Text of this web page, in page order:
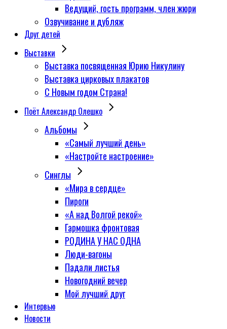
Ведущий, гость программ, член жюри
Озвучивание и дубляж
Друг детей
Выставки
Выставка посвященная Юрию Никулину
Выставка цирковых плакатов
С Новым годом Страна!
Поёт Александр Олешко
Альбомы
«Самый лучший день»
«Настройте настроение»
Синглы
«Мира в сердце»
Пироги
«А над Волгой рекой»
Гармошка фронтовая
РОДИНА У НАС ОДНА
Люди-вагоны
Падали листья
Новогодний вечер
Мой лучший друг
Интервью
Новости